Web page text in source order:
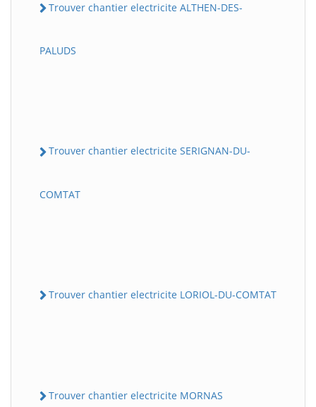
Trouver chantier electricite ALTHEN-DES-
PALUDS
Trouver chantier electricite SERIGNAN-DU-
COMTAT
Trouver chantier electricite LORIOL-DU-COMTAT
Trouver chantier electricite MORNAS